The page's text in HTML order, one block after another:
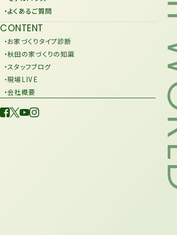
・よくあるご質問
CONTENT
・お家づくりタイプ診断
・秋田の家づくりの知識
・スタッフブログ
・現場LIVE
・会社概要